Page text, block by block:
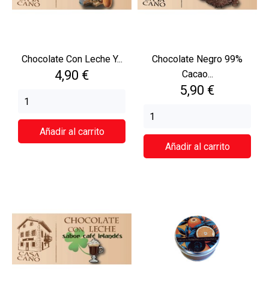
Chocolate Con Leche Y...
Precio
4,90 €
Añadir al carrito
Chocolate Negro 99%
Cacao...
Precio
5,90 €
Añadir al carrito